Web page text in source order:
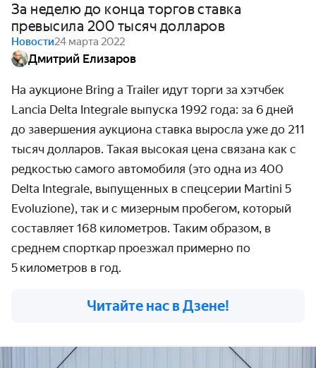
За неделю до конца торгов ставка
превысила 200 тысяч долларов
Новости24 марта 2022
Дмитрий Елизаров
На аукционе Bring a Trailer идут торги за хэтчбек
Lancia Delta Integrale выпуска 1992 года: за 6 дней
до завершения аукциона ставка выросла уже до 211
тысяч долларов. Такая высокая цена связана как с
редкостью самого автомобиля (это одна из 400
Delta Integrale, выпущенных в спецсерии Martini 5
Evoluzione), так и с мизерным пробегом, который
составляет 168 километров. Таким образом, в
среднем спорткар проезжал примерно по
5 километров в год.
Читайте нас в Дзене!